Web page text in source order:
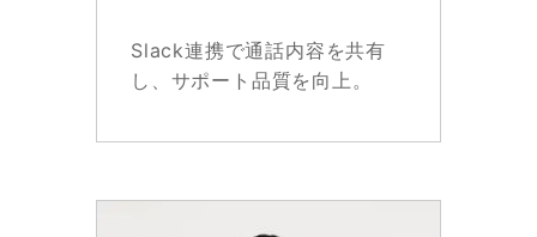
Slack連携で通話内容を共有
し、サポート品質を向上。